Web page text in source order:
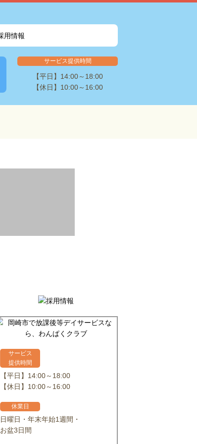
サービス提供時間
【平日】14:00～18:00
【休日】10:00～16:00
サービス
提供時間
【平日】14:00～18:00
【休日】10:00～16:00
休業日
日曜日・年末年始1週間・
お盆3日間